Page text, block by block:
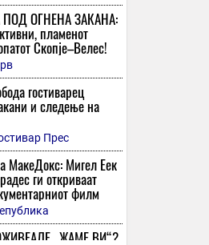
ОГНЕНА ЗАКАНА:
пламенот
Скопје–Велес!
гостиварец
и следење на
Прес
МакеДокс: Мигел Еек
ги откриваат
филм
„ЖАМЕ ВИ“?